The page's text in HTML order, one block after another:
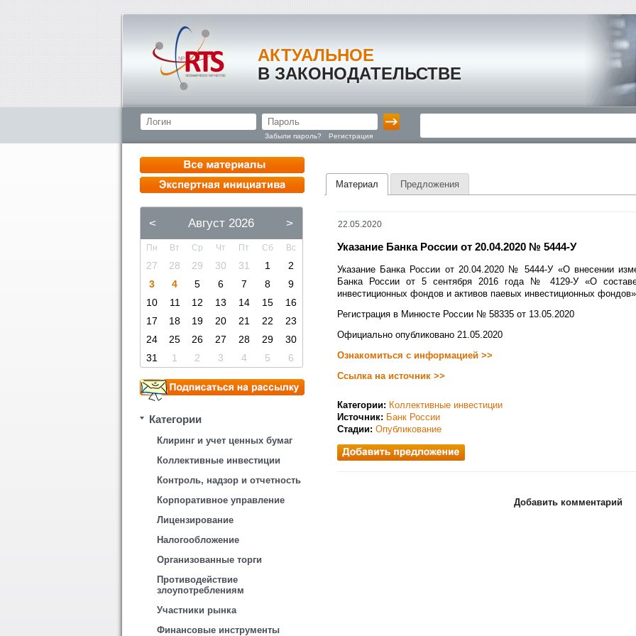
АКТУАЛЬНОЕ
В ЗАКОНОДАТЕЛЬСТВЕ
Забыли пароль? Регистрация
< Август 2026 >
Пн Вт Ср Чт Пт Сб Вс
27 28 29 30 31 1
2
3
4 5 6 7 8
9
10
11 12 13 14 15
16
17
18 19 20 21 22
23
24
25 26 27 28 29
30
31
1 2 3 4 5 6
Категории
Клиринг и учет ценных бумаг
Коллективные инвестиции
Контроль, надзор и отчетность
Корпоративное управление
Лицензирование
Налогообложение
Организованные торги
Противодействие
злоупотреблениям
Участники рынка
Финансовые инструменты
Материал Предложения
22.05.2020
Указание Банка России от 20.04.2020 № 5444-У
Указание Банка России от 20.04.2020 № 5444-У «О внесении
Банка России от 5 сентября 2016 года № 4129-У «О составе
инвестиционных фондов и активов паевых инвестиционных
Регистрация в Минюсте России № 58335 от 13.05.2020
Официально опубликовано 21.05.2020
Ознакомиться с информацией >>
Ссылка на источник >>
Категории: Коллективные инвестиции
Источник: Банк России
Стадии: Опубликование
Добавить комментарий